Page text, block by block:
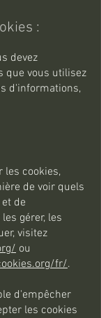
:
devez
que vous utilisez
d'informations,
les cookies,
de voir quels
de
gérer, les
visitez
ou
fr/.
d'empêcher
les cookies